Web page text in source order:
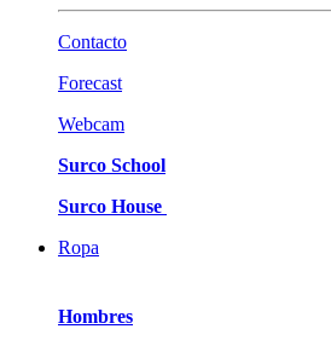
Contacto
Forecast
Webcam
Surco School
Surco House
Ropa
Hombres